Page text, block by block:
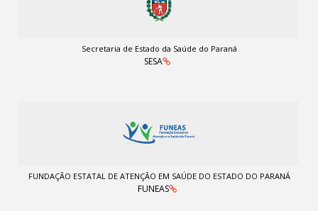
Secretaria de Estado da Saúde do Paraná
SESA
FUNDAÇÃO ESTATAL DE ATENÇÃO EM SAÚDE DO ESTADO DO PARANÁ
FUNEAS